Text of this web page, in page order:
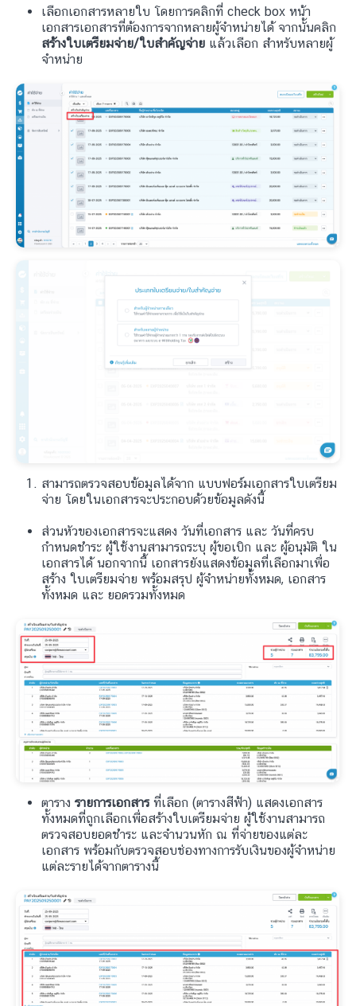
เลือกเอกสารหลายใบ โดยการคลิกที่ check box หน้า
เอกสารเอกสารที่ต้องการจากหลายผู้จำหน่ายได้ จากนั้นคลิก
สร้างใบเตรียมจ่าย/ใบสำคัญจ่าย แล้วเลือก สำหรับหลายผู้
จำหน่าย
สามารถตรวจสอบข้อมูลได้จาก แบบฟอร์มเอกสารใบเตรียม
จ่าย โดยในเอกสารจะประกอบด้วยข้อมูลดังนี้
ส่วนหัวของเอกสารจะแสดง วันที่เอกสาร และ วันที่ครบ
กำหนดชำระ ผู้ใช้งานสามารถระบุ ผู้ขอเบิก และ ผู้อนุมัติ ใน
เอกสารได้ นอกจากนี้ เอกสารยังแสดงข้อมูลที่เลือกมาเพื่อ
สร้าง ใบเตรียมจ่าย พร้อมสรุป ผู้จำหน่ายทั้งหมด, เอกสาร
ทั้งหมด และ ยอดรวมทั้งหมด
ตาราง รายการเอกสารที่เลือก (ตารางสีฟ้า) แสดงเอกสาร
ทั้งหมดที่ถูกเลือกเพื่อสร้างใบเตรียมจ่าย ผู้ใช้งานสามารถ
ตรวจสอบยอดชำระ และจำนวนหัก ณ ที่จ่ายของแต่ละ
เอกสาร พร้อมกับตรวจสอบช่องทางการรับเงินของผู้จำหน่าย
แต่ละรายได้จากตารางนี้